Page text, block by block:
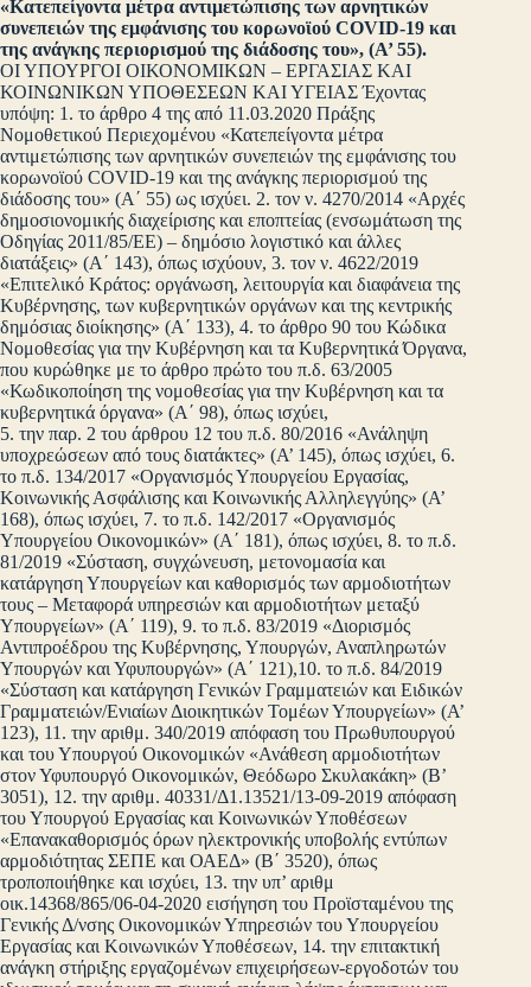
«Κατεπείγοντα μέτρα αντιμετώπισης των αρνητικών
συνεπειών της εμφάνισης του κορωνοϊού COVID-19 και
της ανάγκης περιορισμού της διάδοσης του», (Α’ 55).
ΟΙ ΥΠΟΥΡΓΟΙ ΟΙΚΟΝΟΜΙΚΩΝ – ΕΡΓΑΣΙΑΣ ΚΑΙ
ΚΟΙΝΩΝΙΚΩΝ ΥΠΟΘΕΣΕΩΝ ΚΑΙ ΥΓΕΙΑΣ Έχοντας
υπόψη: 1. το άρθρο 4 της από 11.03.2020 Πράξης
Νομοθετικού Περιεχομένου «Κατεπείγοντα μέτρα
αντιμετώπισης των αρνητικών συνεπειών της εμφάνισης του
κορωνοϊού COVID-19 και της ανάγκης περιορισμού της
διάδοσης του» (Α΄ 55) ως ισχύει. 2. τον ν. 4270/2014 «Αρχές
δημοσιονομικής διαχείρισης και εποπτείας (ενσωμάτωση της
Οδηγίας 2011/85/ΕΕ) – δημόσιο λογιστικό και άλλες
διατάξεις» (Α΄ 143), όπως ισχύουν, 3. τον ν. 4622/2019
«Επιτελικό Κράτος: οργάνωση, λειτουργία και διαφάνεια της
Κυβέρνησης, των κυβερνητικών οργάνων και της κεντρικής
δημόσιας διοίκησης» (Α΄ 133), 4. το άρθρο 90 του Κώδικα
Νομοθεσίας για την Κυβέρνηση και τα Κυβερνητικά Όργανα,
που κυρώθηκε με το άρθρο πρώτο του π.δ. 63/2005
«Κωδικοποίηση της νομοθεσίας για την Κυβέρνηση και τα
κυβερνητικά όργανα» (Α΄ 98), όπως ισχύει,
5. την παρ. 2 του άρθρου 12 του π.δ. 80/2016 «Ανάληψη
υποχρεώσεων από τους διατάκτες» (Α’ 145), όπως ισχύει, 6.
το π.δ. 134/2017 «Οργανισμός Υπουργείου Εργασίας,
Κοινωνικής Ασφάλισης και Κοινωνικής Αλληλεγγύης» (Α’
168), όπως ισχύει, 7. το π.δ. 142/2017 «Οργανισμός
Υπουργείου Οικονομικών» (Α΄ 181), όπως ισχύει, 8. το π.δ.
81/2019 «Σύσταση, συγχώνευση, μετονομασία και
κατάργηση Υπουργείων και καθορισμός των αρμοδιοτήτων
τους – Μεταφορά υπηρεσιών και αρμοδιοτήτων μεταξύ
Υπουργείων» (Α΄ 119), 9. το π.δ. 83/2019 «Διορισμός
Αντιπροέδρου της Κυβέρνησης, Υπουργών, Αναπληρωτών
Υπουργών και Υφυπουργών» (Α΄ 121),10. το π.δ. 84/2019
«Σύσταση και κατάργηση Γενικών Γραμματειών και Ειδικών
Γραμματειών/Ενιαίων Διοικητικών Τομέων Υπουργείων» (Α’
123), 11. την αριθμ. 340/2019 απόφαση του Πρωθυπουργού
και του Υπουργού Οικονομικών «Ανάθεση αρμοδιοτήτων
στον Υφυπουργό Οικονομικών, Θεόδωρο Σκυλακάκη» (Β’
3051), 12. την αριθμ. 40331/Δ1.13521/13-09-2019 απόφαση
του Υπουργού Εργασίας και Κοινωνικών Υποθέσεων
«Επανακαθορισμός όρων ηλεκτρονικής υποβολής εντύπων
αρμοδιότητας ΣΕΠΕ και ΟΑΕΔ» (Β΄ 3520), όπως
τροποποιήθηκε και ισχύει, 13. την υπ’ αριθμ
οικ.14368/865/06-04-2020 εισήγηση του Προϊσταμένου της
Γενικής Δ/νσης Οικονομικών Υπηρεσιών του Υπουργείου
Εργασίας και Κοινωνικών Υποθέσεων, 14. την επιτακτική
ανάγκη στήριξης εργαζομένων επιχειρήσεων-εργοδοτών του